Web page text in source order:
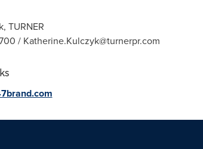
, TURNER
/ Katherine.Kulczyk@turnerpr.com